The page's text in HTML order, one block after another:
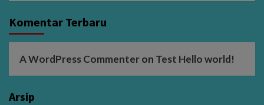
Komentar Terbaru
A WordPress Commenteron Test Hello world!
Arsip